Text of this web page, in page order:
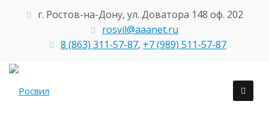
г. Ростов-на-Дону, ул. Доватора 148 оф. 202
rosvil@aaanet.ru
8 (863) 311-57-87, +7 (989) 511-57-87